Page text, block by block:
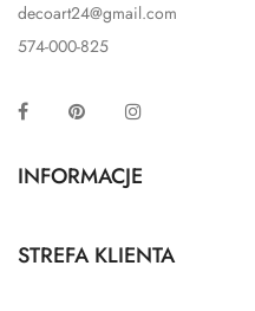
decoart24@gmail.com
574-000-825
Facebook Pinterest
INFORMACJE
STREFA KLIENTA